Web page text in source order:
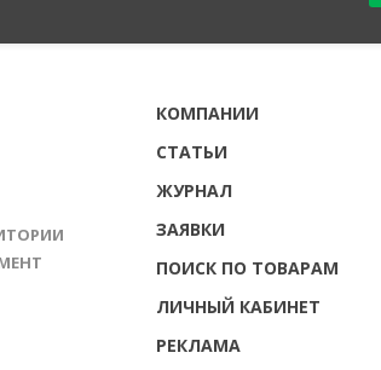
КОМПАНИИ
СТАТЬИ
ЖУРНАЛ
ЗАЯВКИ
ПОИСК ПО ТОВАРАМ
ЛИЧНЫЙ КАБИНЕТ
РЕКЛАМА